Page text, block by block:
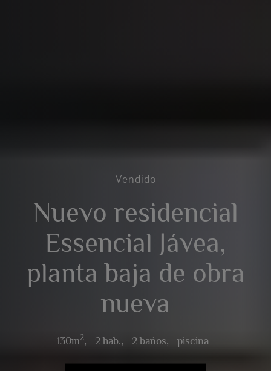
Vendido
Nuevo residencial
Essencial Jávea,
planta baja de obra
nueva
130m2, 2 hab., 2 baños, piscina